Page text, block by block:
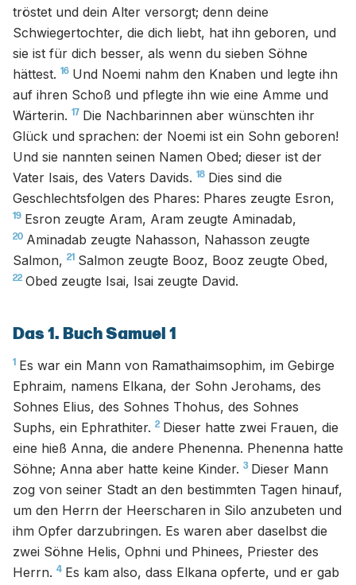
tröstet und dein Alter versorgt; denn deine
Schwiegertochter, die dich liebt, hat ihn geboren, und
sie ist für dich besser, als wenn du sieben Söhne
hättest. 16 Und Noemi nahm den Knaben und legte ihn
auf ihren Schoß und pflegte ihn wie eine Amme und
Wärterin. 17 Die Nachbarinnen aber wünschten ihr
Glück und sprachen: der Noemi ist ein Sohn geboren!
Und sie nannten seinen Namen Obed; dieser ist der
Vater Isais, des Vaters Davids. 18 Dies sind die
Geschlechtsfolgen des Phares: Phares zeugte Esron,
19 Esron zeugte Aram, Aram zeugte Aminadab,
20 Aminadab zeugte Nahasson, Nahasson zeugte
Salmon, 21 Salmon zeugte Booz, Booz zeugte Obed,
22 Obed zeugte Isai, Isai zeugte David.
Das 1. Buch Samuel 1
1 Es war ein Mann von Ramathaimsophim, im Gebirge
Ephraim, namens Elkana, der Sohn Jerohams, des
Sohnes Elius, des Sohnes Thohus, des Sohnes
Suphs, ein Ephrathiter. 2 Dieser hatte zwei Frauen, die
eine hieß Anna, die andere Phenenna. Phenenna hatte
Söhne; Anna aber hatte keine Kinder. 3 Dieser Mann
zog von seiner Stadt an den bestimmten Tagen hinauf,
um den Herrn der Heerscharen in Silo anzubeten und
ihm Opfer darzubringen. Es waren aber daselbst die
zwei Söhne Helis, Ophni und Phinees, Priester des
Herrn. 4 Es kam also, dass Elkana opferte, und er gab